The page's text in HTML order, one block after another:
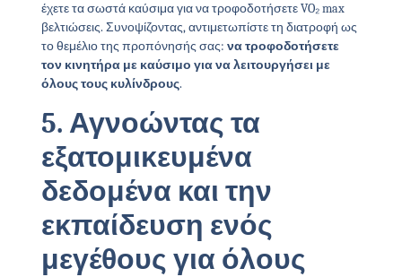
έχετε τα σωστά καύσιμα για να τροφοδοτήσετε VO₂ max
βελτιώσεις. Συνοψίζοντας, αντιμετωπίστε τη διατροφή ως
το θεμέλιο της προπόνησής σας: να τροφοδοτήσετε
τον κινητήρα με καύσιμο για να λειτουργήσει με
όλους τους κυλίνδρους.
5. Αγνοώντας τα
εξατομικευμένα
δεδομένα και την
εκπαίδευση ενός
μεγέθους για όλους